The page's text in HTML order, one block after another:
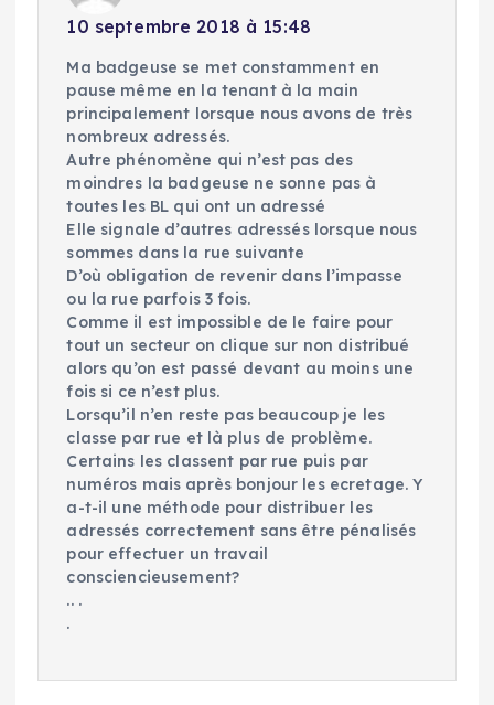
10 septembre 2018 à 15:48
Ma badgeuse se met constamment en
pause même en la tenant à la main
principalement lorsque nous avons de très
nombreux adressés.
Autre phénomène qui n’est pas des
moindres la badgeuse ne sonne pas à
toutes les BL qui ont un adressé
Elle signale d’autres adressés lorsque nous
sommes dans la rue suivante
D’où obligation de revenir dans l’impasse
ou la rue parfois 3 fois.
Comme il est impossible de le faire pour
tout un secteur on clique sur non distribué
alors qu’on est passé devant au moins une
fois si ce n’est plus.
Lorsqu’il n’en reste pas beaucoup je les
classe par rue et là plus de problème.
Certains les classent par rue puis par
numéros mais après bonjour les ecretage. Y
a-t-il une méthode pour distribuer les
adressés correctement sans être pénalisés
pour effectuer un travail
consciencieusement?
.. .
.